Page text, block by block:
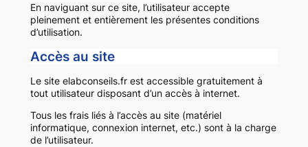
En naviguant sur ce site, l’utilisateur accepte
pleinement et entièrement les présentes conditions
d’utilisation.
Accès au site
Le site elabconseils.fr est accessible gratuitement à
tout utilisateur disposant d’un accès à internet.
Tous les frais liés à l’accès au site (matériel
informatique, connexion internet, etc.) sont à la charge
de l’utilisateur.